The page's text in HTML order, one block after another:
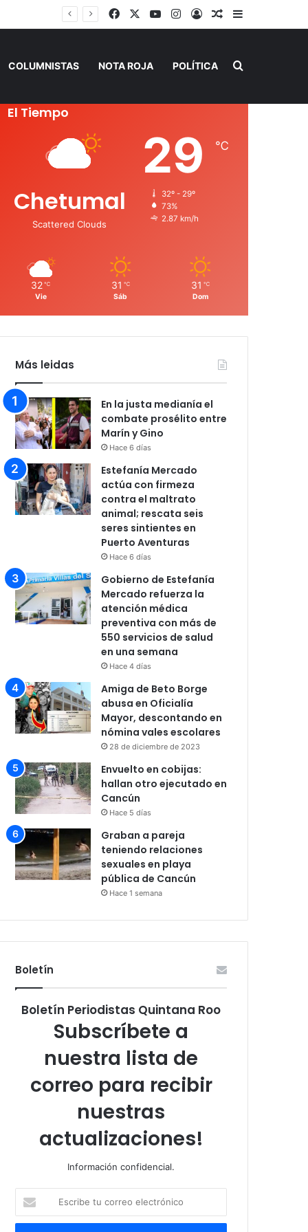
FacebookYouTubeInstagram
AccesoPublicación al
Barra lateral
COLUMNISTAS NOTA ROJA POLÍTICA Buscar por
El Tiempo
Chetumal
Scattered Clouds
29 ℃
32º - 29º
73%
2.87 km/h
32 ℃
Vie
31 ℃
Sáb
31 ℃
Dom
Más leidas
En la justa medianía el
combate prosélito entre
Marín y Gino
Hace 6 días
Estefanía Mercado
actúa con firmeza
contra el maltrato
animal; rescata seis
seres sintientes en
Puerto Aventuras
Hace 6 días
Gobierno de Estefanía
Mercado refuerza la
atención médica
preventiva con más de
550 servicios de salud
en una semana
Hace 4 días
Amiga de Beto Borge
abusa en Oficialía
Mayor, descontando en
nómina vales escolares
28 de diciembre de 2023
Envuelto en cobijas:
hallan otro ejecutado en
Cancún
Hace 5 días
Graban a pareja
teniendo relaciones
sexuales en playa
pública de Cancún
Hace 1 semana
Boletín
Boletín Periodistas Quintana Roo
Subscríbete a
nuestra lista de
correo para recibir
nuestras
actualizaciones!
Información confidencial.
tu
correo